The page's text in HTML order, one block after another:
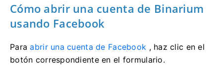
Cómo abrir una cuenta de Binarium
usando Facebook
Paraabrir una cuenta de Facebook , haz clic en el
botón correspondiente en el formulario.